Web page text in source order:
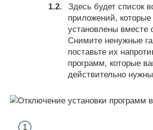
Здесь будет список
приложений,
установлены вместе
Снимите ненужные
поставьте их
программ, которые
действительно